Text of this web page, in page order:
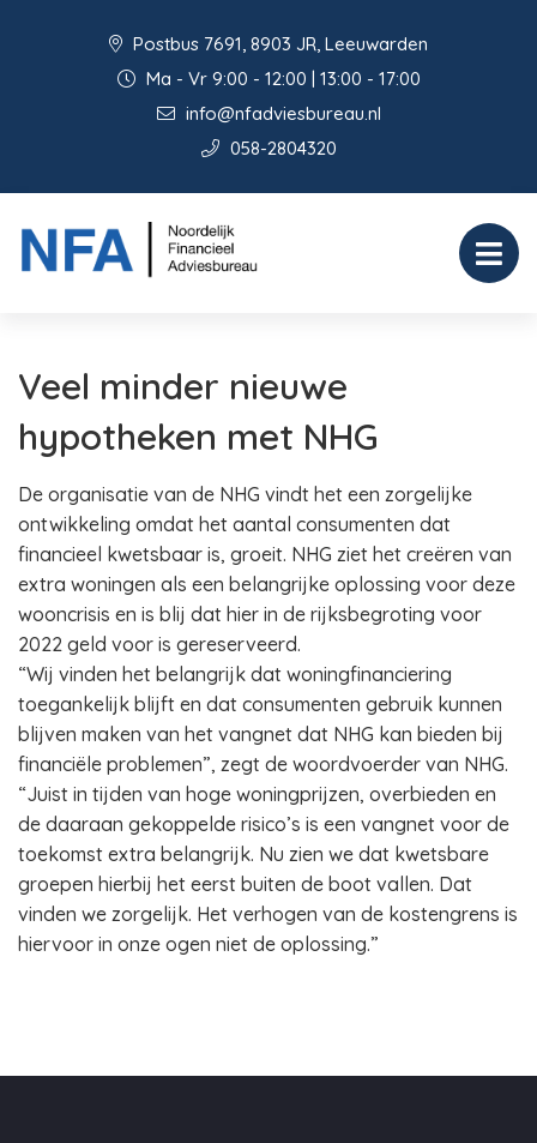
Postbus 7691, 8903 JR, Leeuwarden
Ma - Vr 9:00 - 12:00 | 13:00 - 17:00
info@nfadviesbureau.nl
058-2804320
Veel minder nieuwe
hypotheken met NHG
De organisatie van de NHG vindt het een zorgelijke
ontwikkeling omdat het aantal consumenten dat
financieel kwetsbaar is, groeit. NHG ziet het creëren van
extra woningen als een belangrijke oplossing voor deze
wooncrisis en is blij dat hier in de rijksbegroting voor
2022 geld voor is gereserveerd.
“Wij vinden het belangrijk dat woningfinanciering
toegankelijk blijft en dat consumenten gebruik kunnen
blijven maken van het vangnet dat NHG kan bieden bij
financiële problemen”, zegt de woordvoerder van NHG.
“Juist in tijden van hoge woningprijzen, overbieden en
de daaraan gekoppelde risico’s is een vangnet voor de
toekomst extra belangrijk. Nu zien we dat kwetsbare
groepen hierbij het eerst buiten de boot vallen. Dat
vinden we zorgelijk. Het verhogen van de kostengrens is
hiervoor in onze ogen niet de oplossing.”